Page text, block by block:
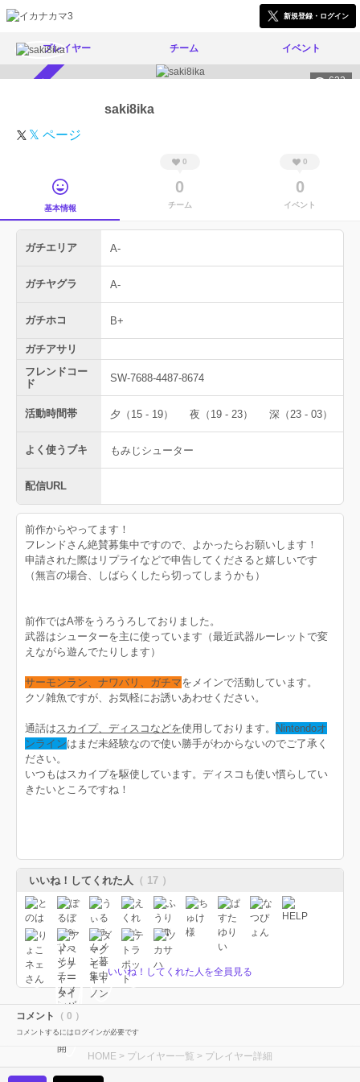
新規登録・ログイン
プレイヤー チーム イベント
622
saki8ika
𝕏 ページ
基本情報
0
0
チーム
0
0
イベント
ガチエリア A-
ガチヤグラ A-
ガチホコ B+
ガチアサリ
フレンドコー
ド
SW-7688-4487-8674
活動時間帯 夕（15 - 19） 夜（19 - 23） 深（23 - 03）
よく使うブキ もみじシューター
配信URL
前作からやってます！
フレンドさん絶賛募集中ですので、よかったらお願いします！
申請された際はリプライなどで申告してくださると嬉しいです
（無言の場合、しばらくしたら切ってしまうかも）
前作ではA帯をうろうろしておりました。
武器はシューターを主に使っています（最近武器ルーレットで変
えながら遊んでたりします）
サーモンラン、ナワバリ、ガチマをメインで活動しています。
クソ雑魚ですが、お気軽にお誘いあわせください。
通話はスカイプ、ディスコなどを使用しております。
Nintendoオ
ンラインはまだ未経験なので使い勝手がわからないのでご了承く
ださい。
いつもはスカイプを駆使しています。ディスコも使い慣らしてい
きたいところですね！
いいね！してくれた人 （ 17 ）
いいね！してくれた人を全員見る
コメント （ 0 ）
コメントするにはログインが必要です
HOME > プレイヤー一覧 > プレイヤー詳細